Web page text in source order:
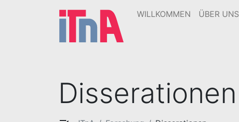
WILLKOMMEN ÜBER UNS
Disserationen